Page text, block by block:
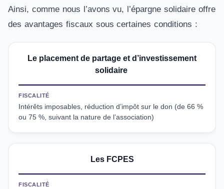
Ainsi, comme nous l’avons vu, l’épargne solidaire offre
des avantages fiscaux sous certaines conditions :
Le placement de partage et d’investissement
solidaire
FISCALITÉ
Intérêts imposables, réduction d’impôt sur le don (de 66 %
ou 75 %, suivant la nature de l’association)
Les FCPES
FISCALITÉ